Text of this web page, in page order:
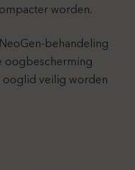
worden.
behandeling
oogbescherming
ooglid veilig worden